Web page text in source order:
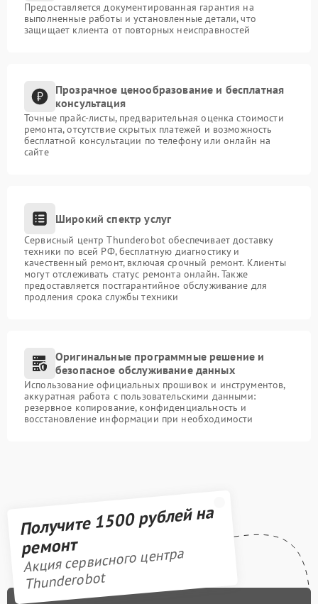
Предоставляется документированная гарантия на
выполненные работы и установленные детали, что
защищает клиента от повторных неисправностей
Прозрачное ценообразование и бесплатная
консультация
Точные прайс-листы, предварительная оценка стоимости
ремонта, отсутствие скрытых платежей и возможность
бесплатной консультации по телефону или онлайн на
сайте
Широкий спектр услуг
Сервисный центр Thunderobot обеспечивает доставку
техники по всей РФ, бесплатную диагностику и
качественный ремонт, включая срочный ремонт. Клиенты
могут отслеживать статус ремонта онлайн. Также
предоставляется постгарантийное обслуживание для
продления срока службы техники
Оригинальные программные решение и
безопасное обслуживание данных
Использование официальных прошивок и инструментов,
аккуратная работа с пользовательскими данными:
резервное копирование, конфиденциальность и
восстановление информации при необходимости
Получите 1500 рублей на
ремонт
Акция сервисного центра
Thunderobot